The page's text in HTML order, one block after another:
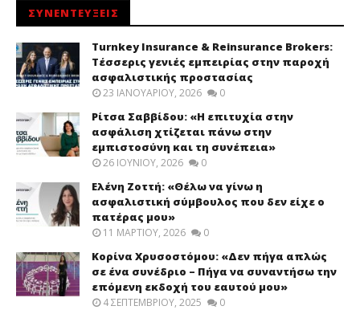
ΣΥΝΕΝΤΕΥΞΕΙΣ
Turnkey Insurance & Reinsurance Brokers:
Τέσσερις γενιές εμπειρίας στην παροχή
ασφαλιστικής προστασίας
23 ΙΑΝΟΥΑΡΊΟΥ, 2026 0
Ρίτσα Σαββίδου: «Η επιτυχία στην
ασφάλιση χτίζεται πάνω στην
εμπιστοσύνη και τη συνέπεια»
26 ΙΟΥΝΊΟΥ, 2026 0
Ελένη Ζοττή: «Θέλω να γίνω η
ασφαλιστική σύμβουλος που δεν είχε ο
πατέρας μου»
11 ΜΑΡΤΊΟΥ, 2026 0
Κορίνα Χρυσοστόμου: «Δεν πήγα απλώς
σε ένα συνέδριο – Πήγα να συναντήσω την
επόμενη εκδοχή του εαυτού μου»
4 ΣΕΠΤΕΜΒΡΊΟΥ, 2025 0